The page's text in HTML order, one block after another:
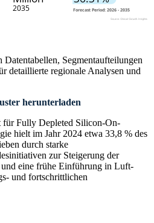
Datentabellen, Segmentaufteilungen
detaillierte regionale Analysen und
herunterladen
für Fully Depleted Silicon-On-
hielt im Jahr 2024 etwa 33,8 % des
durch starke
zur Steigerung der
eine frühe Einführung in Luft-
und fortschrittlichen